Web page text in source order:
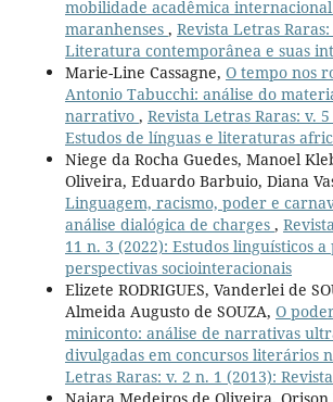
mobilidade acadêmica
maranhenses , Revista Letras
Literatura contemporânea e suas
Marie-Line Cassagne, O tempo nos
Antonio Tabucchi: análise do
narrativo , Revista Letras Raras: v.
Estudos de línguas e literaturas
Niege da Rocha Guedes, Manoel
Oliveira, Eduardo Barbuio, Diana
Linguagem, racismo, poder e
análise dialógica de charges ,
11 n. 3 (2022): Estudos linguísticos
perspectivas sociointeracionais
Elizete RODRIGUES, Vanderlei de
Almeida Augusto de SOUZA, O
miniconto: análise de narrativas
divulgadas em concursos literários
Letras Raras: v. 2 n. 1 (2013):